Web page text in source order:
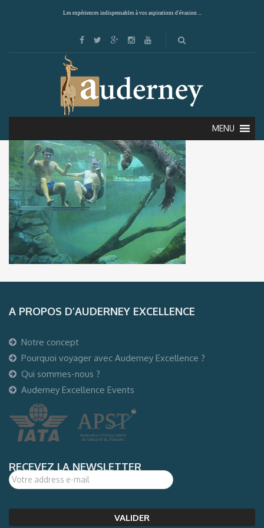
Les expériences indispensables à vos aspirations d'évasion ...
MENU
A PROPOS D’AUDERNEY EXCELLENCE
Notre concept
Pourquoi voyager avec Auderney Excellence ?
Qui sommes-nous ?
Auderney Excellence Events
RECEVEZ LA NEWSLETTER